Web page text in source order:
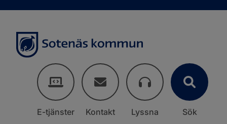
E-tjänster Kontakt Lyssna Sök